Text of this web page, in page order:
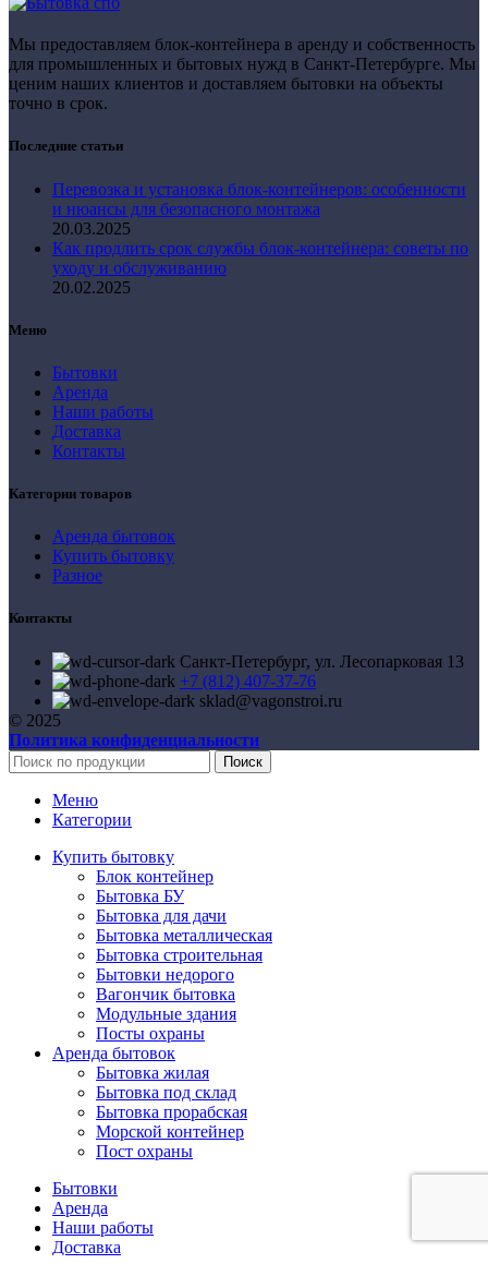
Мы предоставляем блок-контейнера в аренду и собственность
для промышленных и бытовых нужд в Санкт-Петербурге. Мы
ценим наших клиентов и доставляем бытовки на объекты
точно в срок.
Последние статьи
Перевозка и установка блок-контейнеров: особенности
и нюансы для безопасного монтажа
20.03.2025
Как продлить срок службы блок-контейнера: советы по
уходу и обслуживанию
20.02.2025
Меню
Бытовки
Аренда
Наши работы
Доставка
Контакты
Категории товаров
Аренда бытовок
Купить бытовку
Разное
Контакты
Санкт-Петербург, ул. Лесопарковая 13
+7 (812) 407-37-76
sklad@vagonstroi.ru
© 2025
Политика конфиденциальности
Поиск
Меню
Категории
Купить бытовку
Блок контейнер
Бытовка БУ
Бытовка для дачи
Бытовка металлическая
Бытовка строительная
Бытовки недорого
Вагончик бытовка
Модульные здания
Посты охраны
Аренда бытовок
Бытовка жилая
Бытовка под склад
Бытовка прорабская
Морской контейнер
Пост охраны
Бытовки
Аренда
Наши работы
Доставка